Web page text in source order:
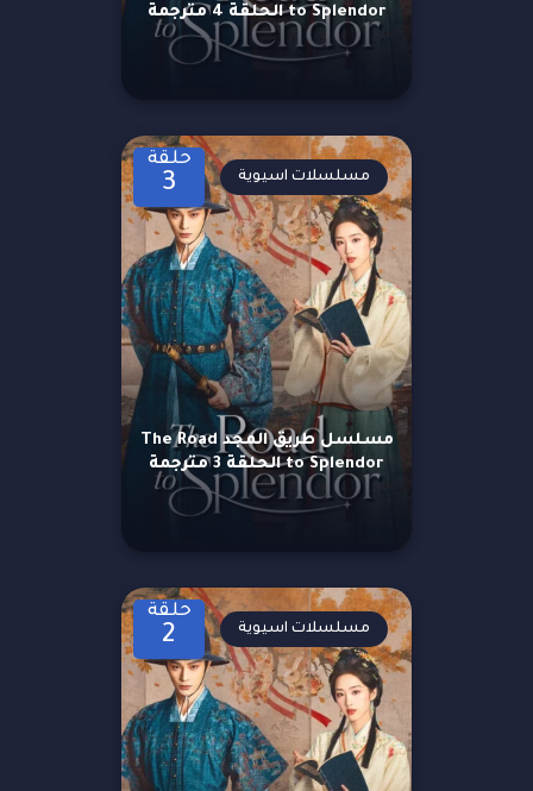
to Splendor الحلقة 4 مترجمة
حلقة
3
مسلسل طريق المجد The Road
to Splendor الحلقة 3 مترجمة
مسلسلات اسيوية
حلقة
2 مسلسلات اسيوية